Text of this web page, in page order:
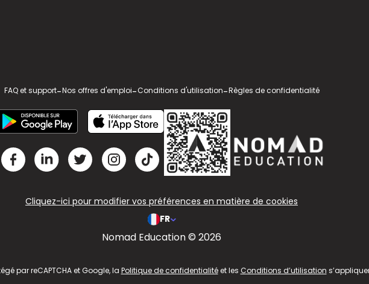
FAQ et support-Nos offres d'emploi-Conditions d'utilisation-Règles de confidentialité
Cliquez-ici pour modifier vos préférences en matière de cookies
FR
Nomad Education © 2026
par reCAPTCHA et Google, la Politique de confidentialitéet les Conditions d’utilisation